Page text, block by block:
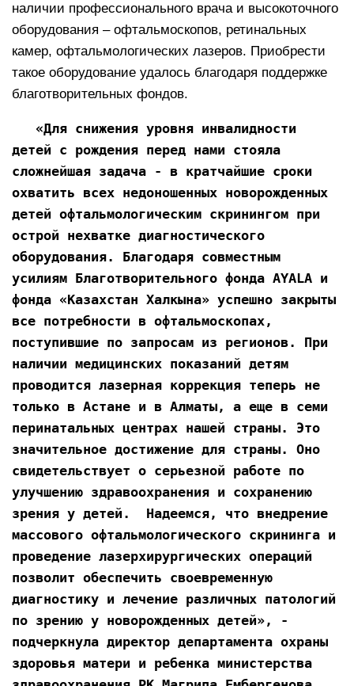
наличии профессионального врача и высокоточного
оборудования – офтальмоскопов, ретинальных
камер, офтальмологических лазеров. Приобрести
такое оборудование удалось благодаря поддержке
благотворительных фондов.
«Для снижения уровня инвалидности
детей с рождения перед нами стояла
сложнейшая задача - в кратчайшие сроки
охватить всех недоношенных новорожденных
детей офтальмологическим скринингом при
острой нехватке диагностического
оборудования. Благодаря совместным
усилиям Благотворительного фонда AYALA и
фонда «Казахстан Халкына» успешно закрыты
все потребности в офтальмоскопах,
поступившие по запросам из регионов. При
наличии медицинских показаний детям
проводится лазерная коррекция теперь не
только в Астане и в Алматы, а еще в семи
перинатальных центрах нашей страны. Это
значительное достижение для страны. Оно
свидетельствует о серьезной работе по
улучшению здравоохранения и сохранению
зрения у детей.  Надеемся, что внедрение
массового офтальмологического скрининга и
проведение лазерхирургических операций
позволит обеспечить своевременную
диагностику и лечение различных патологий
по зрению у новорожденных детей», -
подчеркнула директор департамента охраны
здоровья матери и ребенка министерства